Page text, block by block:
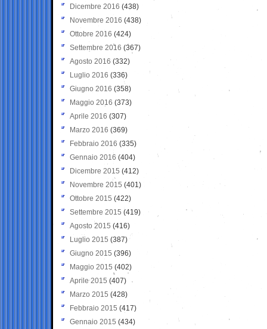
Dicembre 2016 (438)
Novembre 2016 (438)
Ottobre 2016 (424)
Settembre 2016 (367)
Agosto 2016 (332)
Luglio 2016 (336)
Giugno 2016 (358)
Maggio 2016 (373)
Aprile 2016 (307)
Marzo 2016 (369)
Febbraio 2016 (335)
Gennaio 2016 (404)
Dicembre 2015 (412)
Novembre 2015 (401)
Ottobre 2015 (422)
Settembre 2015 (419)
Agosto 2015 (416)
Luglio 2015 (387)
Giugno 2015 (396)
Maggio 2015 (402)
Aprile 2015 (407)
Marzo 2015 (428)
Febbraio 2015 (417)
Gennaio 2015 (434)